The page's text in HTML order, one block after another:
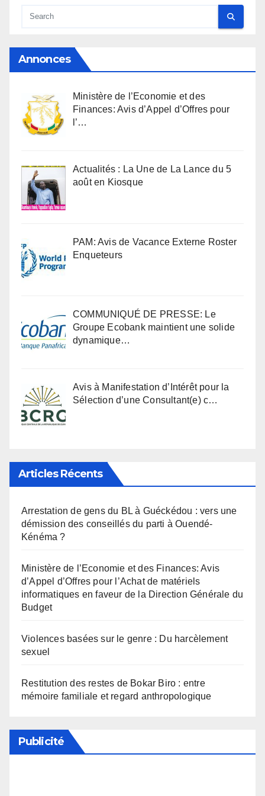
Annonces
Ministère de l’Economie et des
Finances: Avis d’Appel d’Offres pour
l’…
Actualités : La Une de La Lance du 5
août en Kiosque
PAM: Avis de Vacance Externe Roster
Enqueteurs
COMMUNIQUÉ DE PRESSE: Le
Groupe Ecobank maintient une solide
dynamique…
Avis à Manifestation d’Intérêt pour la
Sélection d’une Consultant(e) c…
Articles Récents
Arrestation de gens du BL à Guéckédou : vers une
démission des conseillés du parti à Ouendé-
Kénéma ?
Ministère de l’Economie et des Finances: Avis
d’Appel d’Offres pour l’Achat de matériels
informatiques en faveur de la Direction Générale du
Budget
Violences basées sur le genre : Du harcèlement
sexuel
Restitution des restes de Bokar Biro : entre
mémoire familiale et regard anthropologique
Publicité